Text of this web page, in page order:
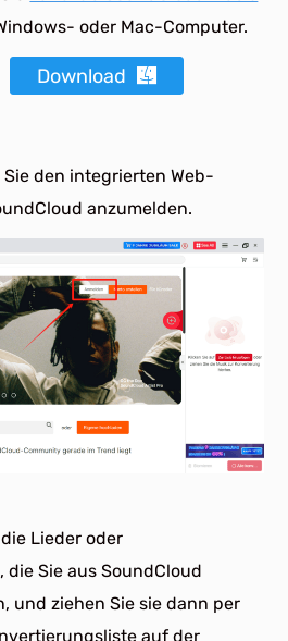
oder Mac-Computer.
Download
den integrierten Web-
anzumelden.
Lieder oder
die Sie aus SoundCloud
und ziehen Sie sie dann per
auf der